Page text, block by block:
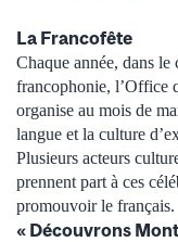
La Francofête
Chaque année, dans le
francophonie, l’Office
organise au mois de
langue et la culture
Plusieurs acteurs
prennent part à ces
promouvoir le français.
« Découvrons